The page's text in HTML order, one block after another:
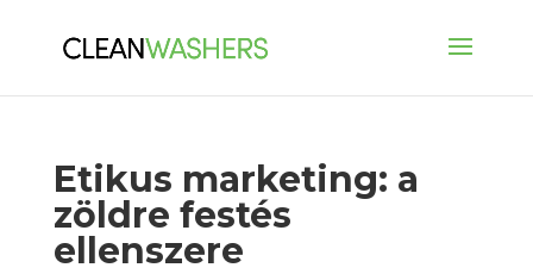
Etikus marketing: a
zöldre festés
ellenszere